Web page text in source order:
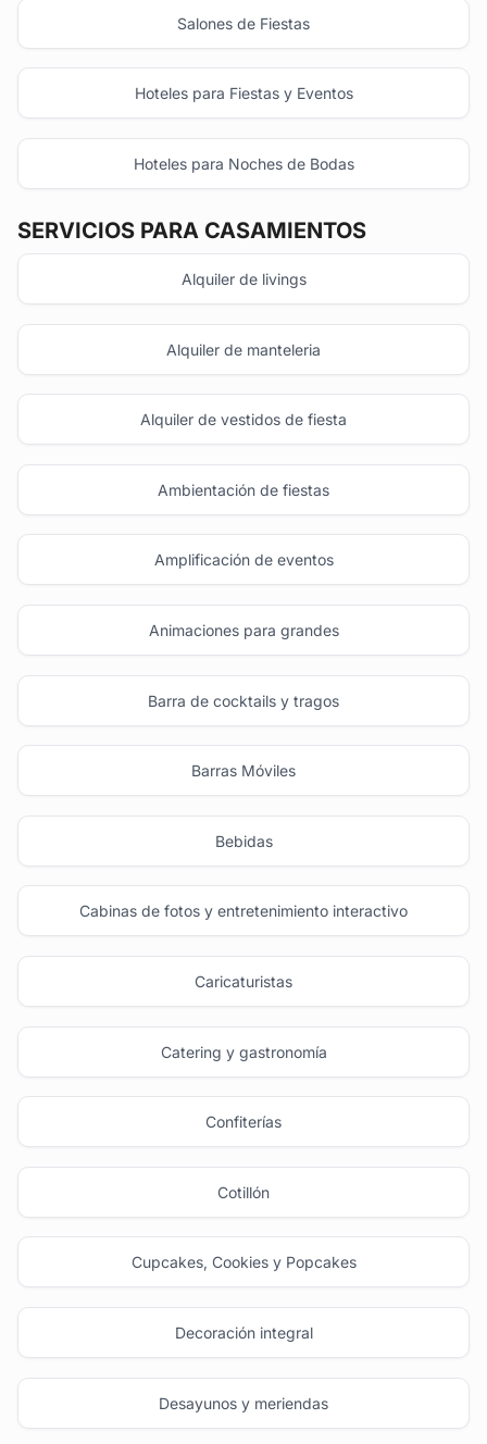
Salones de Fiestas
Hoteles para Fiestas y Eventos
Hoteles para Noches de Bodas
SERVICIOS PARA CASAMIENTOS
Alquiler de livings
Alquiler de manteleria
Alquiler de vestidos de fiesta
Ambientación de fiestas
Amplificación de eventos
Animaciones para grandes
Barra de cocktails y tragos
Barras Móviles
Bebidas
Cabinas de fotos y entretenimiento interactivo
Caricaturistas
Catering y gastronomía
Confiterías
Cotillón
Cupcakes, Cookies y Popcakes
Decoración integral
Desayunos y meriendas